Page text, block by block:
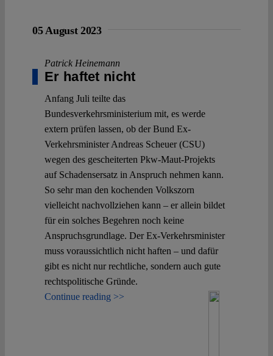
05 August 2023
Patrick Heinemann
Er haftet nicht
Anfang Juli teilte das
Bundesverkehrsministerium mit, es werde
extern prüfen lassen, ob der Bund Ex-
Verkehrsminister Andreas Scheuer (CSU)
wegen des gescheiterten Pkw-Maut-Projekts
auf Schadensersatz in Anspruch nehmen kann.
So sehr man den kochenden Volkszorn
vielleicht nachvollziehen kann – er allein bildet
für ein solches Begehren noch keine
Anspruchsgrundlage. Der Ex-Verkehrsminister
muss voraussichtlich nicht haften – und dafür
gibt es nicht nur rechtliche, sondern auch gute
rechtspolitische Gründe.
Continue reading >>